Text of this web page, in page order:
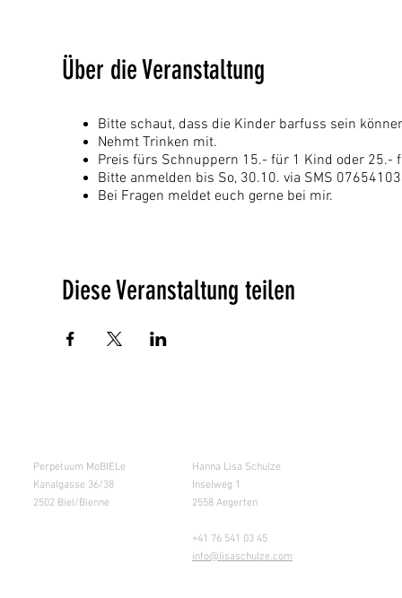
Über die Veranstaltung
Bitte schaut, dass die Kinder barfuss sein
Nehmt Trinken mit.
Preis fürs Schnuppern 15.- für 1 Kind oder 25.-
Bitte anmelden bis So, 30.10. via SMS
Bei Fragen meldet euch gerne bei mir.
Diese Veranstaltung teilen
Perpetuum MoBIELe
Kanalgasse 36/38
2502 Biel/Bienne
Hanna Lisa Schulze
Inselweg 1
2558 Aegerten
+41 76 541 03 45
info@lisaschulze.com